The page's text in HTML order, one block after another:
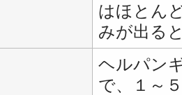
はほとん
みが出る
ヘルパン
で、１～